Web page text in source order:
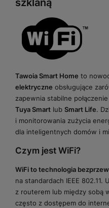
szklaną
Tawoia Smart Home to
elektryczne obsługujące
zapewnia stabilne
Tuya Smart lub Smart Life.
i monitorowania zużycia
dla inteligentnych domów i
Czym jest WiFi?
WiFi to technologia
na standardach IEEE 802.11.
z routerem lub między sobą
często z dostępem do